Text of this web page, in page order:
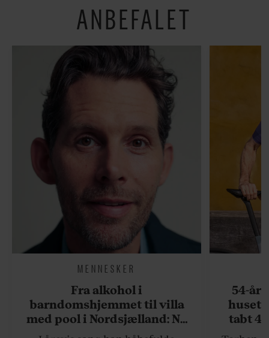
ANBEFALET
MENNESKER
Fra alkohol i
barndomshjemmet til villa
med pool i Nordsjælland: Nu
skal du høre sandheden om
54-
huset
tabt